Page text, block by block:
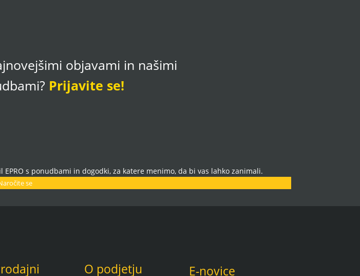
objavami in našimi
Prijavite se!
s ponudbami in dogodki, za katere menimo, da bi vas lahko zanimali.
se
O podjetju E-novice